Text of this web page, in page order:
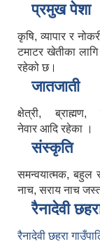
प्रमुख पेशा
कृषि, व्यापार र
टमाटर खेतीका लागि
रहेको छ।
जातजाती
क्षेत्री,
नेवार आदि रहेका ।
संस्कृति
समन्वयात्मक, बहुल
नाच, सराय नाच
रैनादेवी
रैनादेवी छहरा